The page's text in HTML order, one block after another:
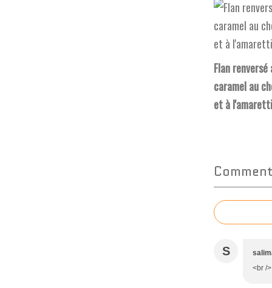
Flan renversé
caramel au
et à l'amaretti
S
<br /